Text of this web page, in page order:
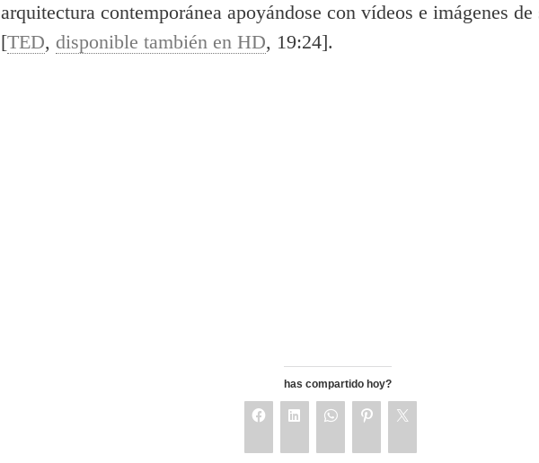
arquitectura contemporánea apoyándose con ví­deos e imágenes de
[TED, disponible también en HD, 19:24].
has compartido hoy?